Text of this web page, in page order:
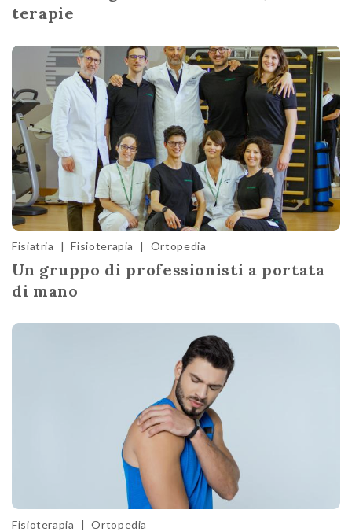
terapie
Fisiatria | Fisioterapia | Ortopedia
Un gruppo di professionisti a portata
di mano
Fisioterapia | Ortopedia